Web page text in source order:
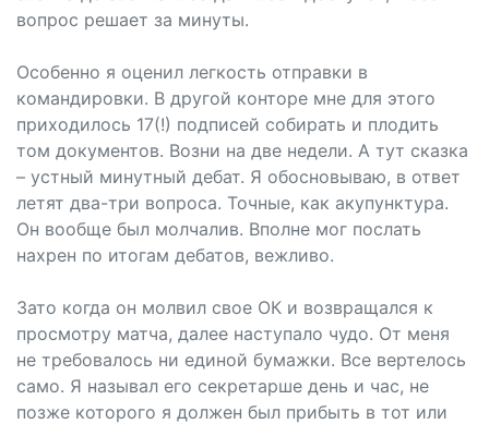
вопрос решает за минуты.
Особенно я оценил легкость отправки в
командировки. В другой конторе мне для этого
приходилось 17(!) подписей собирать и плодить
том документов. Возни на две недели. А тут сказка
– устный минутный дебат. Я обосновываю, в ответ
летят два-три вопроса. Точные, как акупунктура.
Он вообще был молчалив. Вполне мог послать
нахрен по итогам дебатов, вежливо.
Зато когда он молвил свое ОК и возвращался к
просмотру матча, далее наступало чудо. От меня
не требовалось ни единой бумажки. Все вертелось
само. Я называл его секретарше день и час, не
позже которого я должен был прибыть в тот или